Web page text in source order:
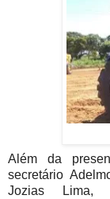
Além da
secretário
Jozias Lima,